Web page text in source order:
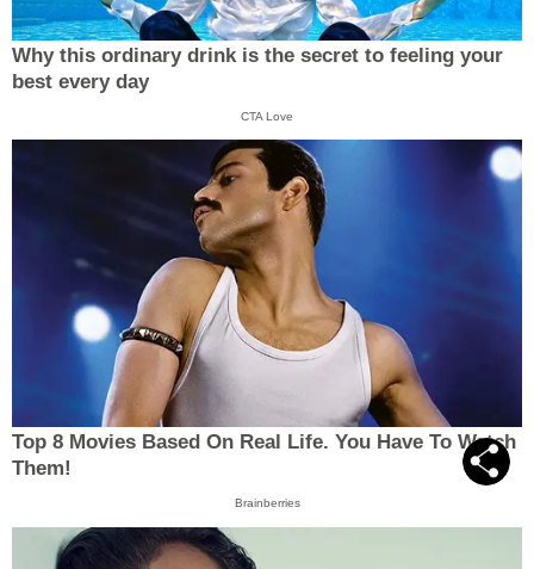
Why this ordinary drink is the secret to feeling your
best every day
CTA Love
Top 8 Movies Based On Real Life. You Have To Watch
Them!
Brainberries